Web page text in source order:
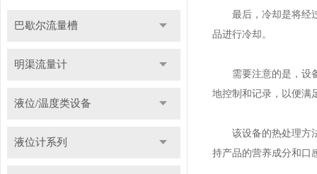
巴歇尔流量槽
明渠流量计
液位/温度类设备
液位计系列
最后，冷却是将经过
品进行冷却。
需要注意的是，设备
地控制和记录，以便满
该设备的热处理方法
持产品的营养成分和口